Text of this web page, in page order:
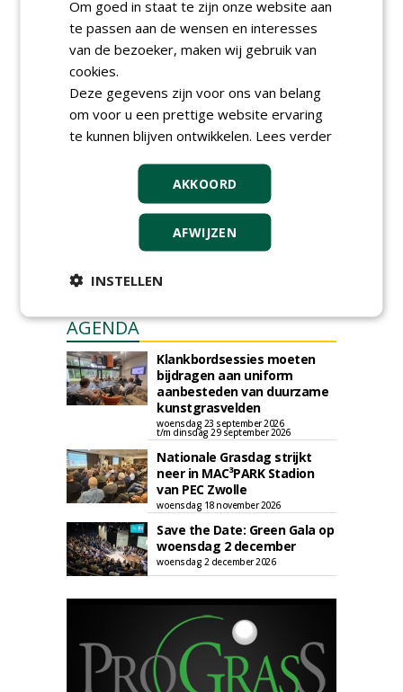
GREEN OUTLET
Iedereen kan gratis kleine advertenties
plaatsen via zijn eigen account.
Plaats een gratis advertentie
AGENDA
Klankbordsessies moeten
bijdragen aan uniform
aanbesteden van duurzame
kunstgrasvelden
woensdag 23 september 2026
t/m dinsdag 29 september 2026
Nationale Grasdag strijkt
neer in MAC³PARK Stadion
van PEC Zwolle
woensdag 18 november 2026
Save the Date: Green Gala op
woensdag 2 december
woensdag 2 december 2026
Om goed in staat te zijn onze website aan
te passen aan de wensen en interesses
van de bezoeker, maken wij gebruik van
cookies.
Deze gegevens zijn voor ons van belang
om voor u een prettige website ervaring
te kunnen blijven ontwikkelen. Lees verder
AKKOORD
AFWIJZEN
INSTELLEN